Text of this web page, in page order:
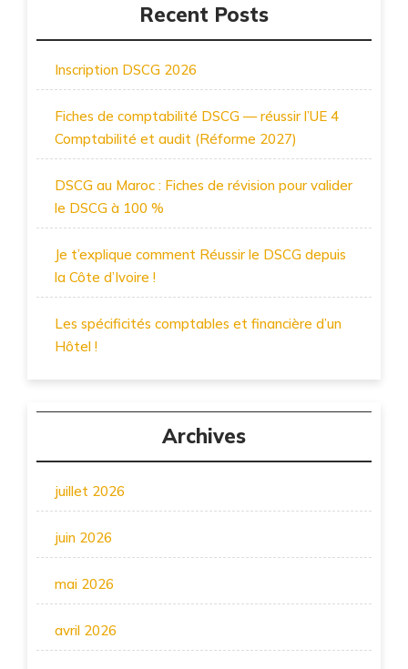
Recent Posts
Inscription DSCG 2026
Fiches de comptabilité DSCG — réussir l’UE 4
Comptabilité et audit (Réforme 2027)
DSCG au Maroc : Fiches de révision pour valider
le DSCG à 100 %
Je t’explique comment Réussir le DSCG depuis
la Côte d’Ivoire !
Les spécificités comptables et financière d’un
Hôtel !
Archives
juillet 2026
juin 2026
mai 2026
avril 2026